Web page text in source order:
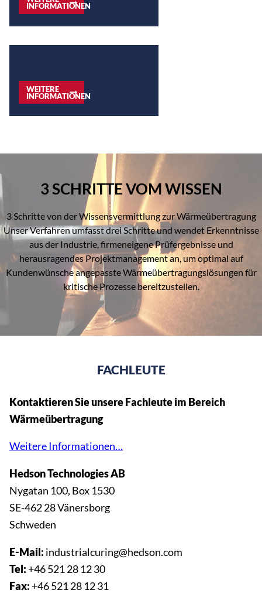
INFORMATIONEN
WEITERE
INFORMATIONEN
3 SCHRITTE VOM WISSEN
3 Schritte von der Wissensvermittlung zur Wärmeübertragung
Unser Verfahren umfasst drei Schritte und wendet Erkenntnisse
aus der Industrie, firmeneigene Prüfergebnisse und
herausragendes Projektmanagement an, um optimal auf
Kundenwünsche angepasste Wärmeübertragungslösungen für
kritische Prozesse bereitzustellen.
FACHLEUTE
Kontaktieren Sie unsere Fachleute im Bereich
Wärmeübertragung
Weitere Informationen…
Hedson Technologies AB
Nygatan 100, Box 1530
SE-462 28 Vänersborg
Schweden
E-Mail: industrialcuring@hedson.com
Tel:+46 521 28 12 30
Fax:+46 521 28 12 31